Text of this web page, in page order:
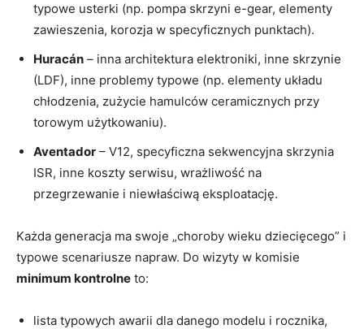
typowe usterki (np. pompa skrzyni e-gear, elementy
zawieszenia, korozja w specyficznych punktach).
Huracán – inna architektura elektroniki, inne skrzynie
(LDF), inne problemy typowe (np. elementy układu
chłodzenia, zużycie hamulców ceramicznych przy
torowym użytkowaniu).
Aventador – V12, specyficzna sekwencyjna skrzynia
ISR, inne koszty serwisu, wrażliwość na
przegrzewanie i niewłaściwą eksploatację.
Każda generacja ma swoje „choroby wieku dziecięcego” i
typowe scenariusze napraw. Do wizyty w komisie
minimum kontrolne to:
lista typowych awarii dla danego modelu i rocznika,